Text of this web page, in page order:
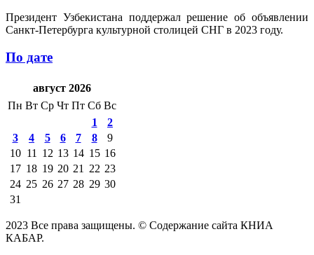
Президент Узбекистана поддержал решение об объявлении
Санкт-Петербурга культурной столицей СНГ в 2023 году.
По дате
август 2026
Пн Вт Ср Чт Пт Сб Вс
1
2
3
4 5 6 7 8
9
10 11 12 13 14 15 16
17 18 19 20 21 22 23
24 25 26 27 28 29 30
31
2023 Все права защищены. © Содержание сайта КНИА
КАБАР.